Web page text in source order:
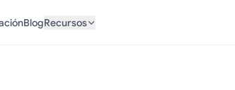
BlogRecursos